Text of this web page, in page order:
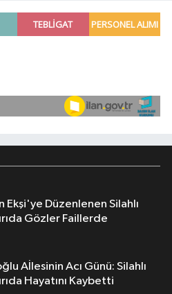
Düzenlenen Silahlı
Gözler Faillerde
Aİlesinin Acı Günü: Silahlı
Hayatını Kaybetti